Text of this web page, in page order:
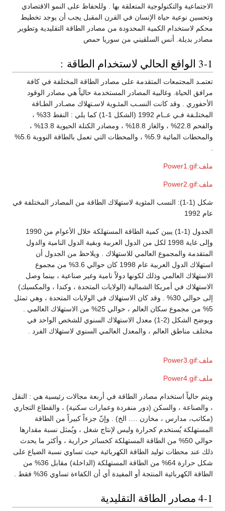
الاجتماعية والتكنولوجية المتعلقة بها . وللحفاظ على النمو الاقتصادي
وتحسين نوعية حياة الإنسان في القرن المقبل يجب أن يوجد تخطيط
محكم لاستخدام الكمية المحدودة من مصادر الطاقة التقليدية وتطوير
مصادر بديلة. أنس السلقيني من سوريا حمص
3-1 الواقع الحالي لاستخدام الطاقة :
تعتمـد المجتمعات المتقدمة على مصادر الطاقة المختلفة في كافة
مرافق الحياة. وغالبية المصادر المستخدمة حالياً هي مصادر الوقود
الأحفوري . وقد كانت النسـب المئـوية لاسـتهلاك مصـادر الطـاقة
المختلـفة فـي عــام 1992 (الشكل 1-1) كما يلي : النفط 33% ،
والفحم 22.8% ، والغاز 18.8% ، ومصادر الكتلة الحيوية 13.8% ،
والمحطات المائية 5.9% ، والمحطات التي تعمل بالطاقة النووية 5.6%
ملف:Power1.gif
ملف:Power2.gif
شكل (1-1): النسب المئوية لاستهلاك الطاقة من المصادر المختلفة في
عام 1992
الجدول (1-1) يبين كمية الطاقة المستهلكة خلال الأعوام من 1990
وإلى غاية 1998 لكل من الدول العربية وبقية الدول النامية والدول
المتقدمة والمجموع العالمي للاستهلاك . ويلاحظ من الجدول أن
استهلاك الدول العربية عام 1998 كان حوالي 3.6% من مجموع
الاستهلاك العالمي وذلك لكونها دولاً نامية وغير صناعية ، بينما وصل
الاستهلاك في أمريكا الشمالية (الولايات المتحدة ، وكندا ، والمكسيك)
إلى حوالي 30% . وقد كان الاستهلاك في الولايات المتحدة ، وهي تمثل
5% من مجموع سكان العالم ، حوالي 25% من الاستهلاك العالمي .
ويوضح الشكل (2-1) معدل الاستهلاك السنوي للشخص الواحد في
مختلف مناطق العالم ، والمعدل العالمي السنوي لاستهلاك الفرد .
ملف:Power3.gif
ملف:Power4.gif
ويتم حالياً استخدام مصادر الطاقة في أربعة مجالات رئيسية هي : النقل
، والصناعة ، والسكن (دور منفردة وعمارات سكنية) ، والقطاع التجاري
(مكاتب، مدارس ، مخازن …. الخ) . وإنّ جزءاً كبيراً من الطاقة
المستهلكة يُستخدم كحرارة وليس لإنتاج شغل ، ويُمثل نسبة مقدارها
حوالي 50% من الطاقة المستهلكة كخسائر حرارية ، وأكثر ما يحدث
ذلك عند محطات توليد الطاقة الكهربائية حيث تساوي نسبة الضياع على
شكل حرارة 64% من الطاقة المستهلكة (الداخلة) مقابل 36% من
الطاقة الكهربائية المنتجة أو المفيدة أي أن الكفاءة تساوي 36% فقط .
4-1 مصادر الطاقة التقليدية